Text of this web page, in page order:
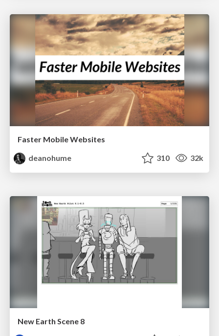
Faster Mobile Websites
deanohume
310 32k
New Earth Scene 8